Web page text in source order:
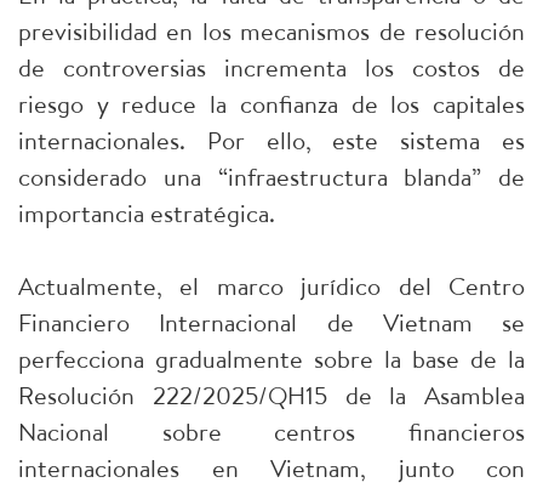
previsibilidad en los mecanismos de resolución
de controversias incrementa los costos de
riesgo y reduce la confianza de los capitales
internacionales. Por ello, este sistema es
considerado una “infraestructura blanda” de
importancia estratégica.
Actualmente, el marco jurídico del Centro
Financiero Internacional de Vietnam se
perfecciona gradualmente sobre la base de la
Resolución 222/2025/QH15 de la Asamblea
Nacional sobre centros financieros
internacionales en Vietnam, junto con